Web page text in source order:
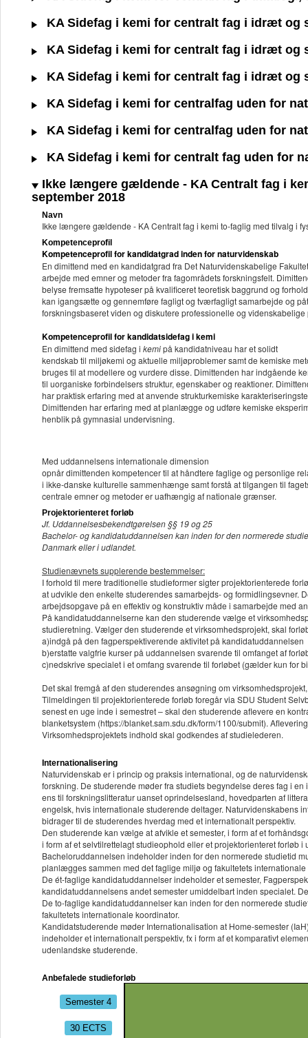
KA Sidefag i kemi for centralt fag i idræt og
KA Sidefag i kemi for centralt fag i idræt og
KA Sidefag i kemi for centralt fag i idræt og
KA Sidefag i kemi for centralfag uden for
KA Sidefag i kemi for centralfag uden for
KA Sidefag i kemi for centralt fag uden for
Ikke længere gældende - KA Centralt fag i
september 2018
Navn
Ikke længere gældende - KA Centralt fag i kemi to-faglig med tilvalg i
Kompetenceprofil
Kompetenceprofil for kandidatgrad inden for naturvidenskab
En dimittend med en kandidatgrad fra Det Naturvidenskabelige
arbejde med emner og metoder fra fagområdets forskningsfelt.
belyse fremsatte hypoteser på kvalificeret teoretisk baggrund og
kan igangsætte og gennemføre fagligt og tværfagligt samarbejde og
forskningsbaseret viden og diskutere professionelle og
Kompetenceprofil for kandidatsidefag i kemi
En dimittend med sidefag i kemipå kandidatniveau har et solidt
kendskab til miljøkemi og aktuelle miljøproblemer samt de kemiske
bruges til at modellere og vurdere disse. Dimittenden har indgående
til uorganiske forbindelsers struktur, egenskaber og reaktioner.
har praktisk erfaring med at anvende strukturkemiske
Dimittenden har erfaring med at planlægge og udføre kemiske
henblik på gymnasial undervisning.
Med uddannelsens internationale dimension
opnår dimittenden kompetencer til at håndtere faglige og personlige
i ikke-danske kulturelle sammenhænge samt forstå at tilgangen til
centrale emner og metoder er uafhængig af nationale grænser.
Projektorienteret forløb
Jf. Uddannelsesbekendtgørelsen §§ 19 og 25
Bachelor- og kandidatuddannelsen kan inden for den normerede
Danmark eller i udlandet.
Studienævnets supplerende bestemmelser:
I forhold til mere traditionelle studieformer sigter projektorienterede
at udvikle den enkelte studerendes samarbejds- og formidlingsevner.
arbejdsopgave på en effektiv og konstruktiv måde i samarbejde med
På kandidatuddannelserne kan den studerende vælge et
studieretning. Vælger den studerende et virksomhedsprojekt, skal
a)indgå på den fagperspektiverende aktivitet på kandidatuddannelsen
b)erstatte valgfrie kurser på uddannelsen svarende til omfanget af
c)nedskrive specialet i et omfang svarende til forløbet (gælder kun for
Det skal fremgå af den studerendes ansøgning om
Tilmeldingen til projektorienterede forløb foregår via SDU Student
senest en uge inde i semestret – skal den studerende aflevere en
blanketsystem (https://blanket.sam.sdu.dk/form/1100/submit).
Virksomhedsprojektets indhold skal godkendes af studielederen.
Internationalisering
Naturvidenskab er i princip og praksis international, og de
forskning. De studerende møder fra studiets begyndelse deres fag i
ens til forskningslitteratur uanset oprindelsesland, hovedparten af
engelsk, hvis internationale studerende deltager. Naturvidenskabens
bidrager til de studerendes hverdag med et internationalt perspektiv.
Den studerende kan vælge at afvikle et semester, i form af et
i form af et selvtilrettelagt studieophold eller et projektorienteret forløb i
Bacheloruddannelsen indeholder inden for den normerede studietid
planlægges sammen med det faglige miljø og fakultetets internationale
De ét-faglige kandidatuddannelser indeholder et semester,
kandidatuddannelsens andet semester umiddelbart inden specialet.
De to-faglige kandidatuddannelser kan inden for den normerede
fakultetets internationale koordinator.
Kandidatstuderende møder Internationalisation at Home-semester
indeholder et internationalt perspektiv, fx i form af et komparativt
udenlandske studerende.
Anbefalede studieforløb
Semester 4
30 ECTS